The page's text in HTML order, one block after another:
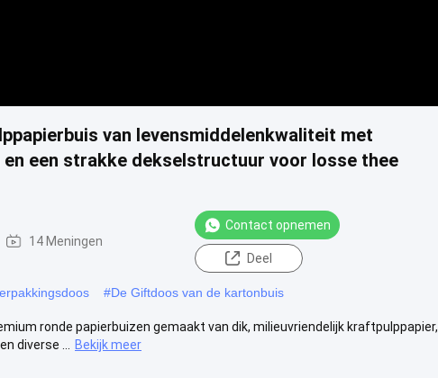
van levensmiddelenkwaliteit met
een strakke dekselstructuur voor losse thee
14 Meningen
Contact opnemen
Deel
#De Giftdoos van de kartonbuis
ronde papierbuizen gemaakt van dik, milieuvriendelijk kraftpulppapier,
diverse ...
Bekijk meer